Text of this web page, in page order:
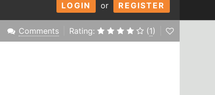
LOGIN or REGISTER
Comments Rating: (1)